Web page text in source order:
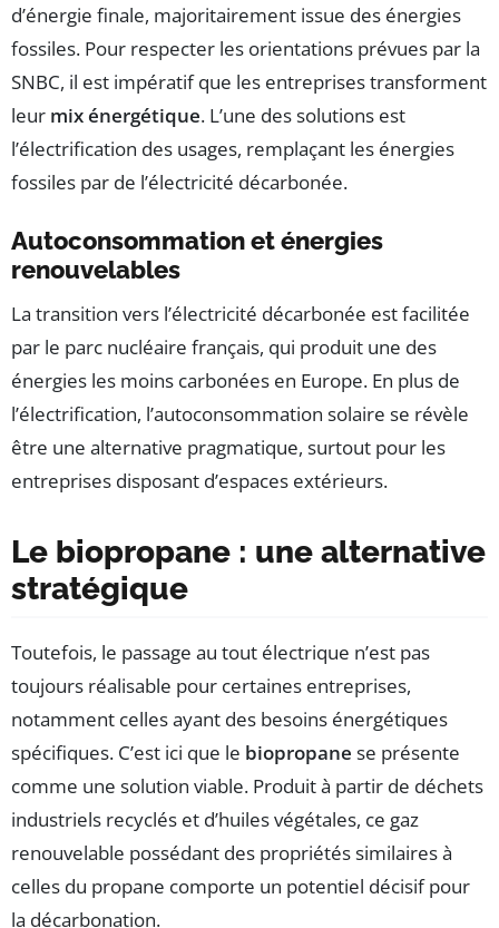
d’énergie finale, majoritairement issue des énergies
fossiles. Pour respecter les orientations prévues par la
SNBC, il est impératif que les entreprises transforment
leur mix énergétique. L’une des solutions est
l’électrification des usages, remplaçant les énergies
fossiles par de l’électricité décarbonée.
Autoconsommation et énergies
renouvelables
La transition vers l’électricité décarbonée est facilitée
par le parc nucléaire français, qui produit une des
énergies les moins carbonées en Europe. En plus de
l’électrification, l’autoconsommation solaire se révèle
être une alternative pragmatique, surtout pour les
entreprises disposant d’espaces extérieurs.
Le biopropane : une alternative
stratégique
Toutefois, le passage au tout électrique n’est pas
toujours réalisable pour certaines entreprises,
notamment celles ayant des besoins énergétiques
spécifiques. C’est ici que le biopropane se présente
comme une solution viable. Produit à partir de déchets
industriels recyclés et d’huiles végétales, ce gaz
renouvelable possédant des propriétés similaires à
celles du propane comporte un potentiel décisif pour
la décarbonation.